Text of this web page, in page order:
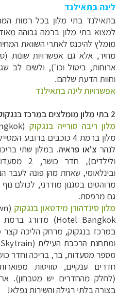
לינה בתאילנד
בתאילנד בתי מלון בכל רמות
למצוא בתי מלון ברמה גבוהה
מומלץ להיכנס לאתרי השוואת
מחיר, אלא גם אפשרויות שונות
ארוחות, ביטול וכו'), ולשים לב
וחוות הדעת שלהם.
אפשרויות לינה בתאילנד
2 בתי מלון מומלצים במרכז בנגקוק
מלון ריבה סורייה בנגקוק
מלון ברמת 4 כוכבים ברובע המטיילים
לנהר צ'או פראיה. במלון שתי
ולילדים),
ובינלאומי, שאחת מהן פונה לעבר
מרוהטים בסגנון מודרני, לכולם
גם מרפסת.
מלון סינדהורן מידטאון בנגקוק
במרכז בנגקוק, מרחק הליכה קצר
מספר מסעדות, בר, בריכה וחדר
חדרים ענקיים, סוויטות
(לחלק מהחדרים יש מטבחון).
בצורה בלתי רגילה והשירות נפלא!